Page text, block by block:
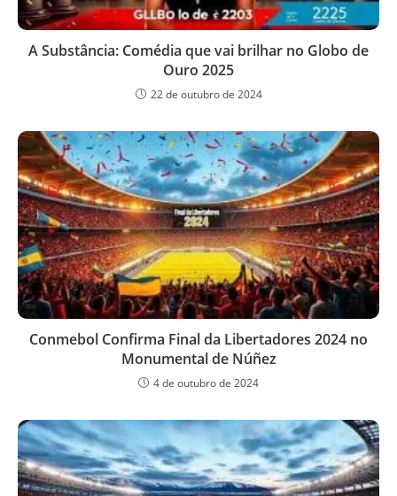
A Substância: Comédia que vai brilhar no Globo de
Ouro 2025
22 de outubro de 2024
Conmebol Confirma Final da Libertadores 2024 no
Monumental de Núñez
4 de outubro de 2024